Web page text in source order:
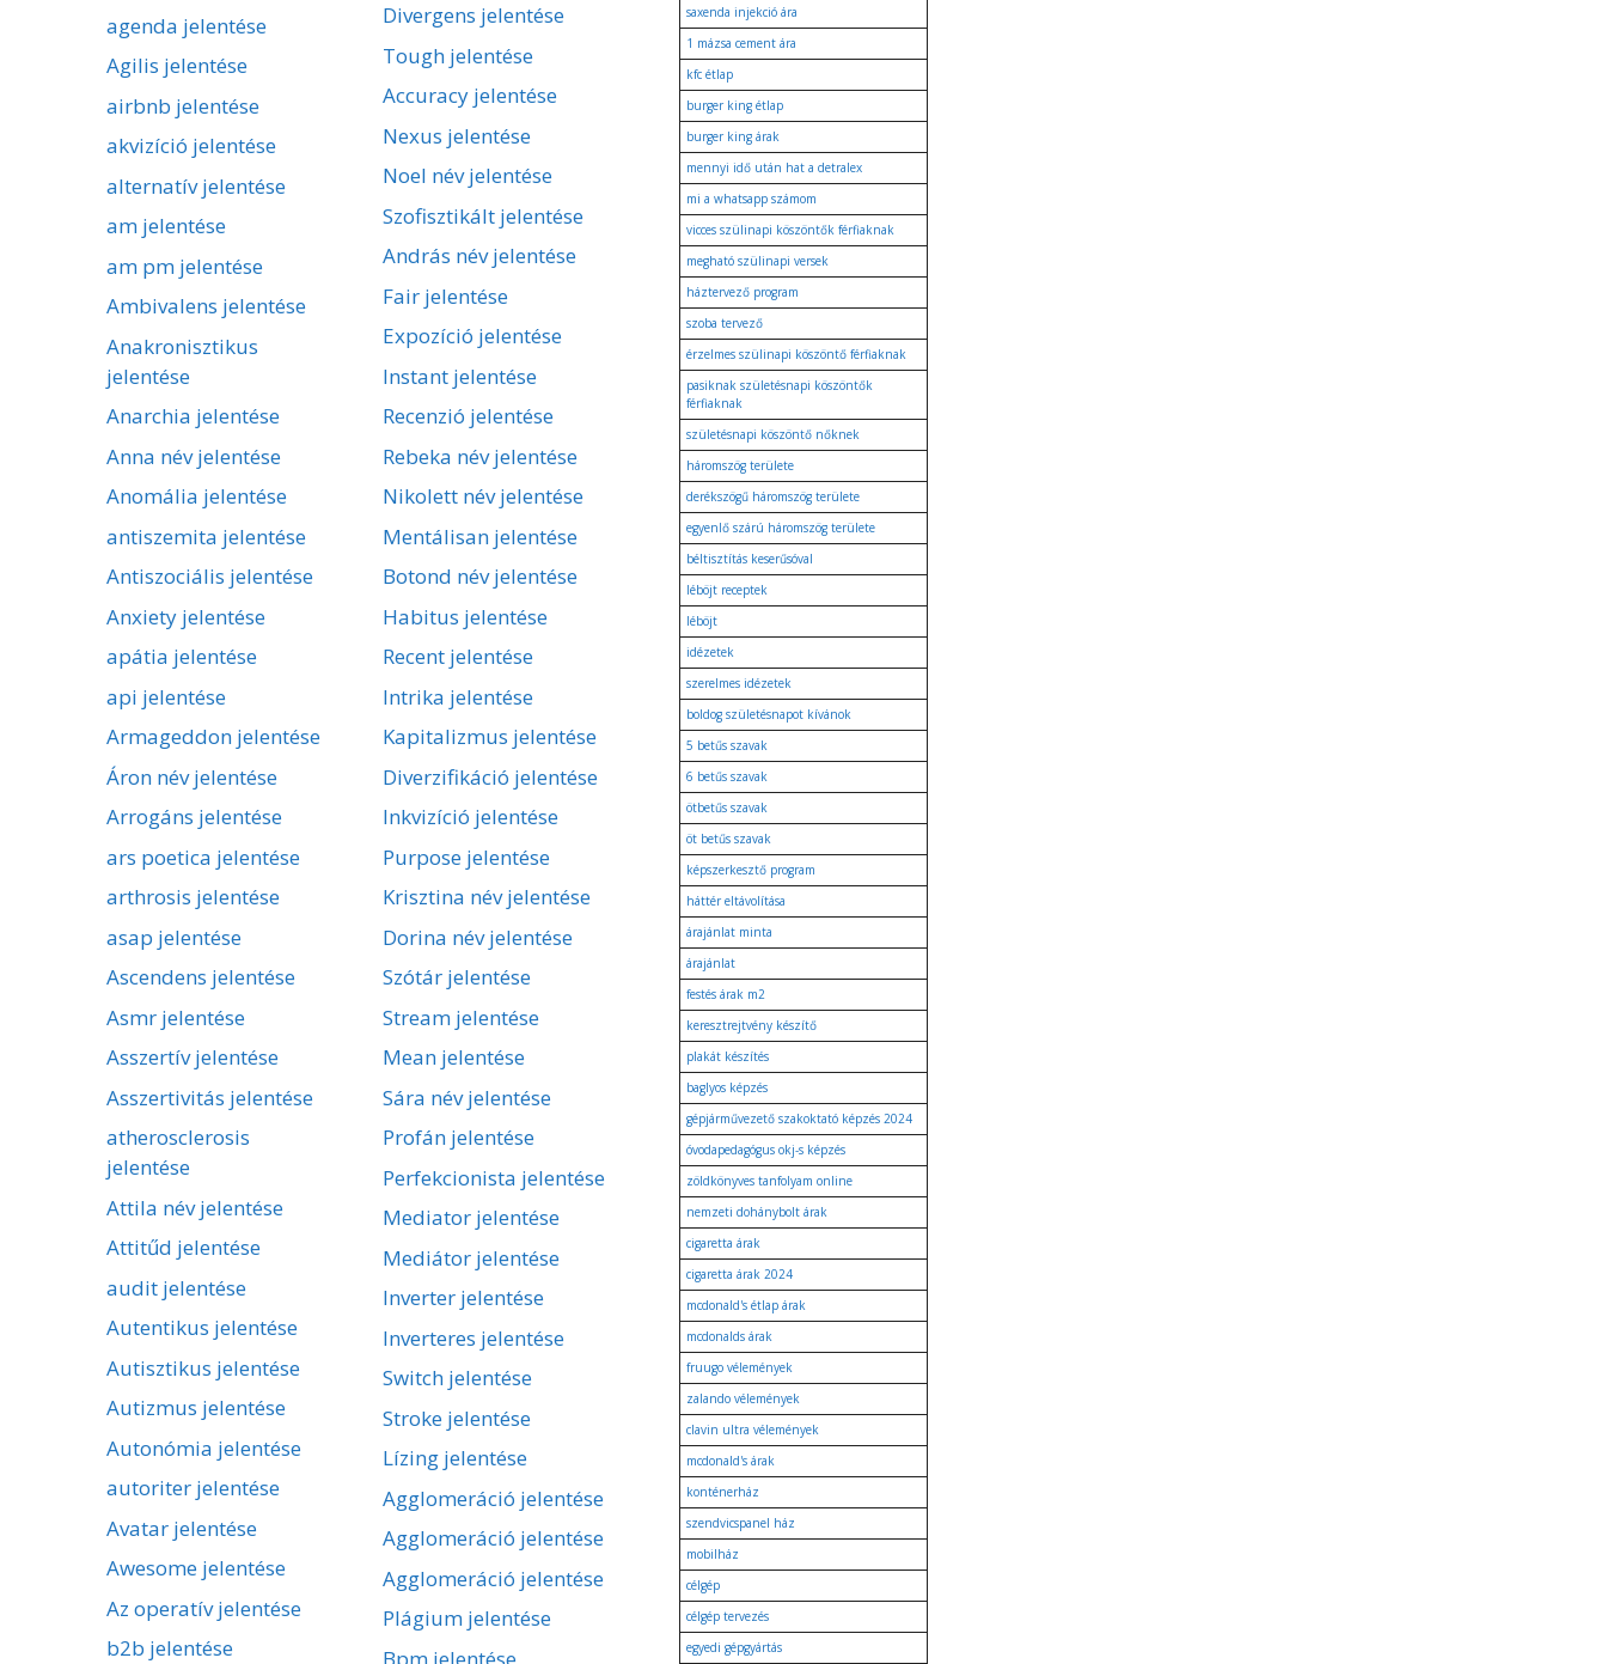
agenda jelentése
Agilis jelentése
airbnb jelentése
akvizíció jelentése
alternatív jelentése
am jelentése
am pm jelentése
Ambivalens jelentése
Anakronisztikus
jelentése
Anarchia jelentése
Anna név jelentése
Anomália jelentése
antiszemita jelentése
Antiszociális jelentése
Anxiety jelentése
apátia jelentése
api jelentése
Armageddon jelentése
Áron név jelentése
Arrogáns jelentése
ars poetica jelentése
arthrosis jelentése
asap jelentése
Ascendens jelentése
Asmr jelentése
Asszertív jelentése
Asszertivitás jelentése
atherosclerosis
jelentése
Attila név jelentése
Attitűd jelentése
audit jelentése
Autentikus jelentése
Autisztikus jelentése
Autizmus jelentése
Autonómia jelentése
autoriter jelentése
Avatar jelentése
Awesome jelentése
Az operatív jelentése
b2b jelentése
Divergens jelentése
Tough jelentése
Accuracy jelentése
Nexus jelentése
Noel név jelentése
Szofisztikált jelentése
András név jelentése
Fair jelentése
Expozíció jelentése
Instant jelentése
Recenzió jelentése
Rebeka név jelentése
Nikolett név jelentése
Mentálisan jelentése
Botond név jelentése
Habitus jelentése
Recent jelentése
Intrika jelentése
Kapitalizmus jelentése
Diverzifikáció jelentése
Inkvizíció jelentése
Purpose jelentése
Krisztina név jelentése
Dorina név jelentése
Szótár jelentése
Stream jelentése
Mean jelentése
Sára név jelentése
Profán jelentése
Perfekcionista jelentése
Mediator jelentése
Mediátor jelentése
Inverter jelentése
Inverteres jelentése
Switch jelentése
Stroke jelentése
Lízing jelentése
Agglomeráció jelentése
Agglomeráció jelentése
Agglomeráció jelentése
Plágium jelentése
Bpm jelentése
saxenda injekció ára
1 mázsa cement ára
kfc étlap
burger king étlap
burger king árak
mennyi idő után hat a detralex
mi a whatsapp számom
vicces szülinapi köszöntők férfiaknak
megható szülinapi versek
háztervező program
szoba tervező
érzelmes szülinapi köszöntő férfiaknak
pasiknak születésnapi köszöntők
férfiaknak
születésnapi köszöntő nőknek
háromszög területe
derékszögű háromszög területe
egyenlő szárú háromszög területe
béltisztítás keserűsóval
léböjt receptek
léböjt
idézetek
szerelmes idézetek
boldog születésnapot kívánok
5 betűs szavak
6 betűs szavak
ötbetűs szavak
öt betűs szavak
képszerkesztő program
háttér eltávolítása
árajánlat minta
árajánlat
festés árak m2
keresztrejtvény készítő
plakát készítés
baglyos képzés
gépjárművezető szakoktató képzés 2024
óvodapedagógus okj-s képzés
zöldkönyves tanfolyam online
nemzeti dohánybolt árak
cigaretta árak
cigaretta árak 2024
mcdonald's étlap árak
mcdonalds árak
fruugo vélemények
zalando vélemények
clavin ultra vélemények
mcdonald's árak
konténerház
szendvicspanel ház
mobilház
célgép
célgép tervezés
egyedi gépgyártás